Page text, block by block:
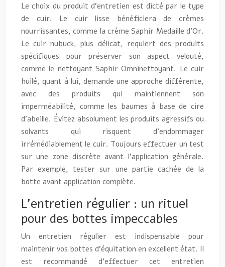
Le choix du produit d’entretien est dicté par le type
de cuir. Le cuir lisse bénéficiera de crèmes
nourrissantes, comme la crème Saphir Medaille d’Or.
Le cuir nubuck, plus délicat, requiert des produits
spécifiques pour préserver son aspect velouté,
comme le nettoyant Saphir Omninettoyant. Le cuir
huilé, quant à lui, demande une approche différente,
avec des produits qui maintiennent son
imperméabilité, comme les baumes à base de cire
d’abeille. Évitez absolument les produits agressifs ou
solvants qui risquent d’endommager
irrémédiablement le cuir. Toujours effectuer un test
sur une zone discrète avant l’application générale.
Par exemple, tester sur une partie cachée de la
botte avant application complète.
L’entretien régulier : un rituel
pour des bottes impeccables
Un entretien régulier est indispensable pour
maintenir vos bottes d’équitation en excellent état. Il
est recommandé d’effectuer cet entretien